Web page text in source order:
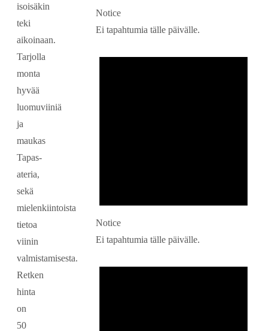
isoisäkin
teki
aikoinaan.
Tarjolla
monta
hyvää
luomuviiniä
ja
maukas
Tapas-
ateria,
sekä
mielenkiintoista
tietoa
viinin
valmistamisesta.
Retken
hinta
on
50
Notice
Ei tapahtumia tälle päivälle.
Notice
Ei tapahtumia tälle päivälle.